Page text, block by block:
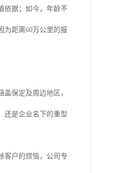
依据；如今，年龄不
为距离60万公里的报
保定及周边地区，
还是企业名下的重型
客户的烦恼，公司专